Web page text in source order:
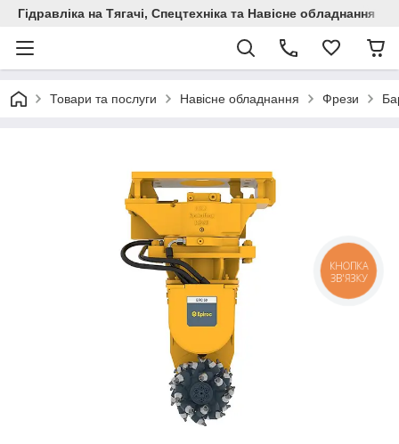
Гідравліка на Тягачі, Спецтехніка та Навісне обладнання
Товари та послуги Навісне обладнання Фрези
КНОПКА
ЗВ'ЯЗКУ